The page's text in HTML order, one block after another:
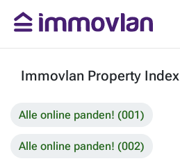
Immovlan Property Index
Alle online panden! (001)
Alle online panden! (002)